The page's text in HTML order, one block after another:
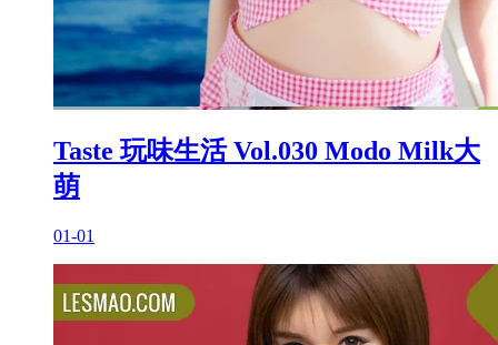
Taste 玩味生活 Vol.030 Modo Milk大
萌
01-01